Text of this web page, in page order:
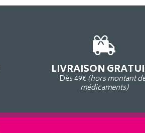
LIVRAISON
Dès 49€ (hors montant
médicaments)